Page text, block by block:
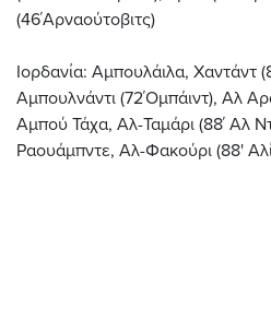
(46΄Αρναούτοβιτς)
Ιορδανία: Αμπουλάιλα, Χαντάντ
Αμπουλνάντι (72΄Ομπάιντ), Αλ
Αμπού Τάχα, Αλ-Ταμάρι (88΄ Αλ
Ραουάμπντε, Αλ-Φακούρι (88'